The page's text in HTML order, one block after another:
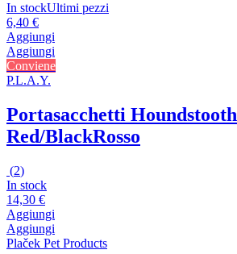
In stockUltimi pezzi
6,40 €
Aggiungi
Aggiungi
Conviene
P.L.A.Y.
Portasacchetti Houndstooth
Red/BlackRosso
(2)
In stock
14,30 €
Aggiungi
Aggiungi
Plaček Pet Products